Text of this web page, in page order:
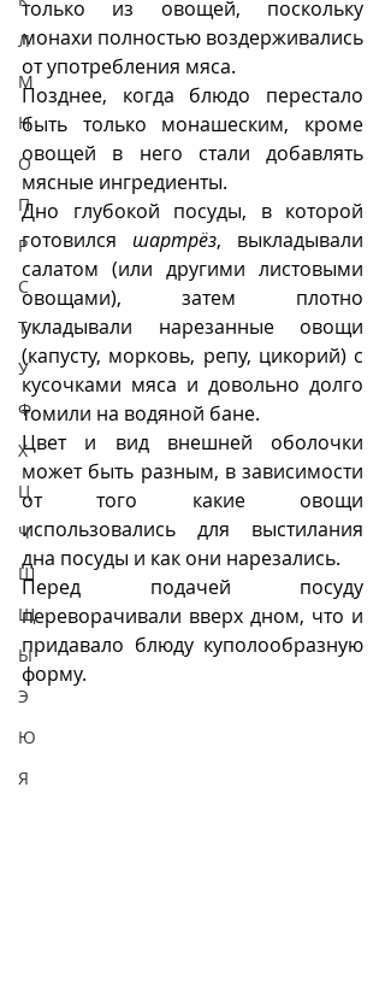
Л
М
Н
О
П
Р
С
Т
У
Ф
Х
Ц
Ч
Ш
Щ
Ы
Э
Ю
Я
только из овощей, поскольку
монахи полностью воздерживались
от употребления мяса.
Позднее, когда блюдо перестало
быть только монашеским, кроме
овощей в него стали добавлять
мясные ингредиенты.
Дно глубокой посуды, в которой
готовился шартрëз, выкладывали
салатом (или другими листовыми
овощами), затем плотно
укладывали нарезанные овощи
(капусту, морковь, репу, цикорий) с
кусочками мяса и довольно долго
томили на водяной бане.
Цвет и вид внешней оболочки
может быть разным, в зависимости
от того какие овощи
использовались для выстилания
дна посуды и как они нарезались.
Перед подачей посуду
переворачивали вверх дном, что и
придавало блюду куполообразную
форму.